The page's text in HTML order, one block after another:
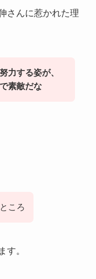
さんに惹かれた理
力する姿が、
素敵だな
ころ
す。